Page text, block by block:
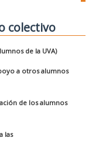
colectivo
de la UVA)
a otros alumnos
de los alumnos
las